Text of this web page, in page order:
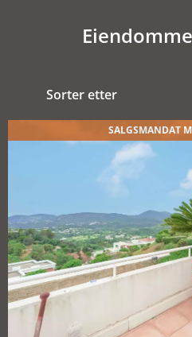
Sorter etter
SALGSMANDAT